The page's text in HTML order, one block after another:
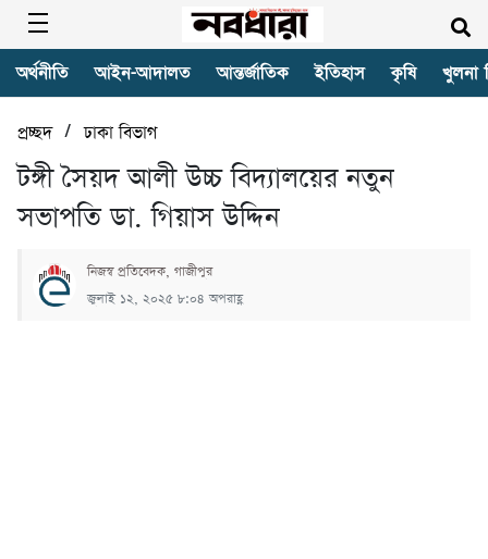
অর্থনীতি আইন-আদালত আন্তর্জাতিক ইতিহাস কৃষি খুলনা
প্রচ্ছদ/ঢাকা বিভাগ
টঙ্গী সৈয়দ আলী উচ্চ বিদ্যালয়ের নতুন
সভাপতি ডা. গিয়াস উদ্দিন
নিজস্ব প্রতিবেদক, গাজীপুর
জুলাই ১২, ২০২৫ ৮:০৪ অপরাহ্ণ